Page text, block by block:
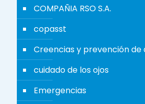
COMPAÑIA RSO S.A.
copasst
Creencias y prevención
cuidado de los ojos
Emergencias